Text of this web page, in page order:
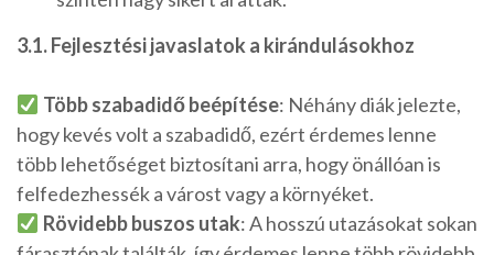
3.1. Fejlesztési javaslatok a kirándulásokhoz
Több szabadidő beépítése: Néhány diák jelezte,
hogy kevés volt a szabadidő, ezért érdemes lenne
több lehetőséget biztosítani arra, hogy önállóan is
felfedezhessék a várost vagy a környéket.
Rövidebb buszos utak: A hosszú utazásokat sokan